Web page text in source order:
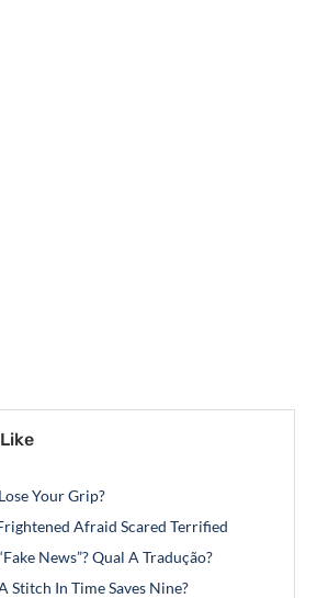
Your Grip?
Afraid Scared Terrified
News”? Qual A Tradução?
Stitch In Time Saves Nine?